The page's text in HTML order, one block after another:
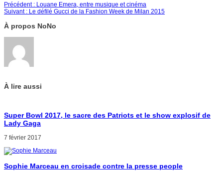
Précédent : Louane Emera, entre musique et cinéma
Suivant : Le défilé Gucci de la Fashion Week de Milan 2015
À propos NoNo
À lire aussi
Super Bowl 2017, le sacre des Patriots et le show explosif de
Lady Gaga
7 février 2017
Sophie Marceau en croisade contre la presse people